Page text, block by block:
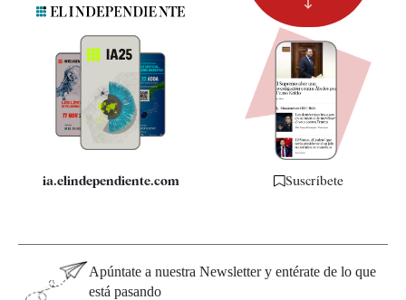
Quiénes somos
Especificaciones
ia.elindependiente.com Suscríbete
Apúntate a nuestra Newsletter y entérate de lo que
está pasando